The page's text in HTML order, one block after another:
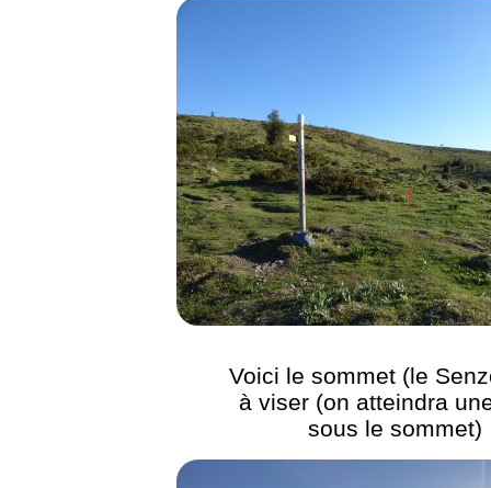
Voici le sommet (le
à viser (on atteindra
sous le sommet)